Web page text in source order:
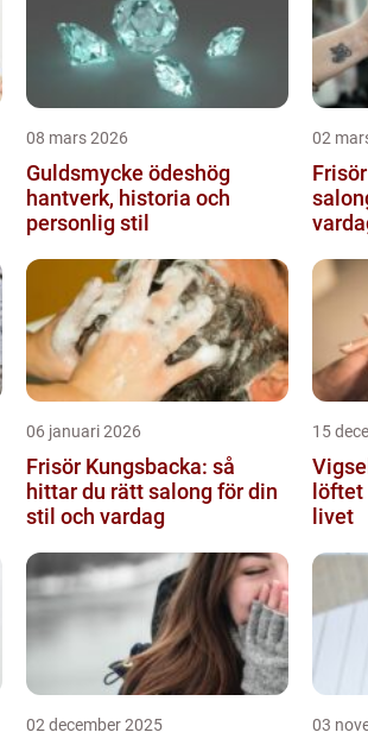
08 mars 2026
Guldsmycke ödeshög
hantverk, historia och
personlig stil
02
Frisör lund
06 januari 2026
Frisör Kungsbacka: så
hittar du rätt salong för din
stil och vardag
15
livet
02 december 2025 03